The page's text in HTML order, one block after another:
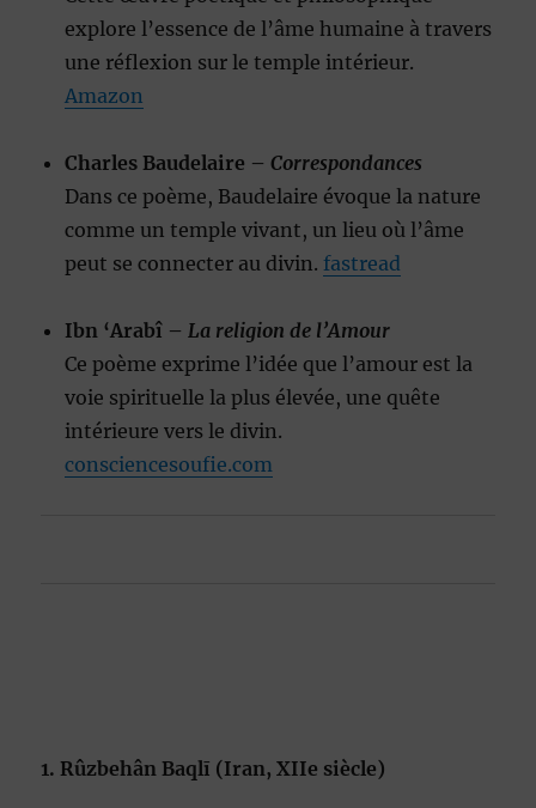
explore l’essence de l’âme humaine à travers
une réflexion sur le temple intérieur.
Amazon
Charles Baudelaire –Correspondances
Dans ce poème, Baudelaire évoque la nature
comme un temple vivant, un lieu où l’âme
peut se connecter au divin.fastread
Ibn ‘Arabî –La religion de l’Amour
Ce poème exprime l’idée que l’amour est la
voie spirituelle la plus élevée, une quête
intérieure vers le divin.
consciencesoufie.com
1. Rûzbehân Baqlī (Iran, XIIe siècle)